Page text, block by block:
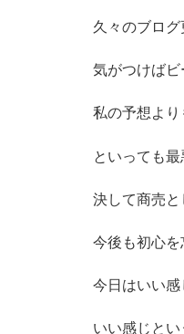
久々のブログ
気がつけばビ
私の予想より
といっても最
決して商売と
今後も初心を
今日はいい感
いい感じとい